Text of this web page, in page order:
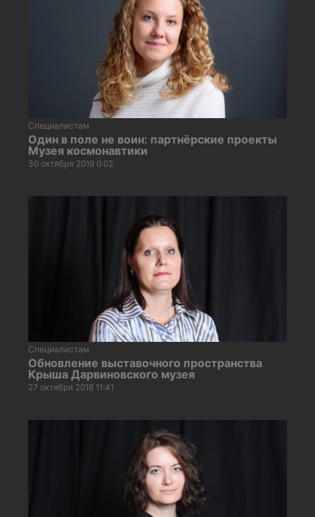
Специалистам
Один в поле не воин: партнёрские проекты
Музея космонавтики
30 октября 2019 0:02
Специалистам
Обновление выставочного пространства
Крыша Дарвиновского музея
27 октября 2018 11:41